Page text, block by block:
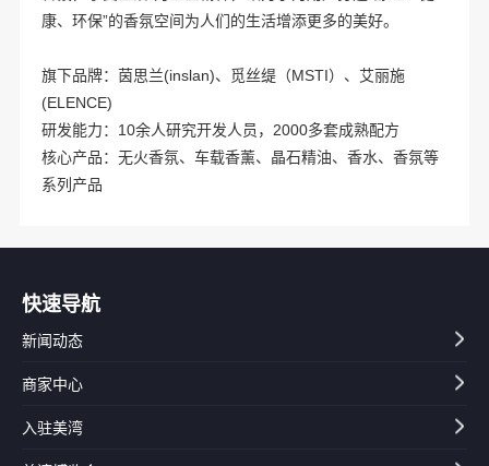
康、环保”的香氛空间为人们的生活增添更多的美好。
旗下品牌：茵思兰(inslan)、觅丝缇（MSTI）、艾丽施
(ELENCE)
研发能力：10余人研究开发人员，2000多套成熟配方
核心产品：无火香氛、车载香薰、晶石精油、香水、香氛等
系列产品
快速导航
新闻动态
商家中心
入驻美湾